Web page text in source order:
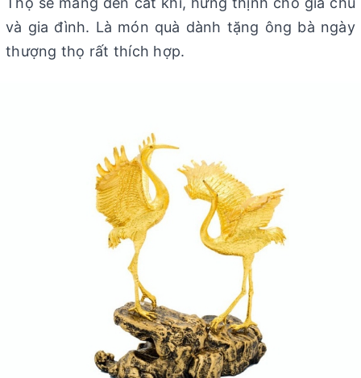
và gia đình. Là món quà dành tặng ông bà ngày
thượng thọ rất thích hợp.